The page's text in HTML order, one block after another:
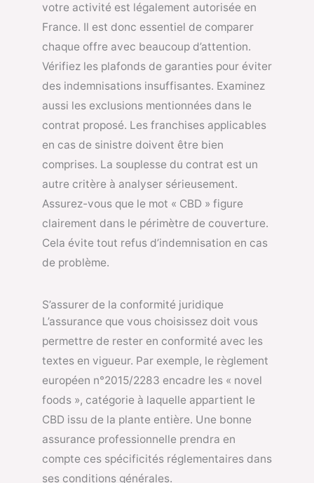
votre activité est légalement autorisée en
France. Il est donc essentiel de comparer
chaque offre avec beaucoup d’attention.
Vérifiez les plafonds de garanties pour éviter
des indemnisations insuffisantes. Examinez
aussi les exclusions mentionnées dans le
contrat proposé. Les franchises applicables
en cas de sinistre doivent être bien
comprises. La souplesse du contrat est un
autre critère à analyser sérieusement.
Assurez-vous que le mot « CBD » figure
clairement dans le périmètre de couverture.
Cela évite tout refus d’indemnisation en cas
de problème.
S’assurer de la conformité juridique
L’assurance que vous choisissez doit vous
permettre de rester en conformité avec les
textes en vigueur. Par exemple, le règlement
européen n°2015/2283 encadre les « novel
foods », catégorie à laquelle appartient le
CBD issu de la plante entière. Une bonne
assurance professionnelle prendra en
compte ces spécificités réglementaires dans
ses conditions générales.